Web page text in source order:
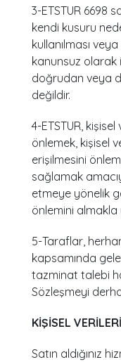
3-ETSTUR 6698
kendi kusuru
kullanılması
kanunsuz olarak
doğrudan veya
değildir.
4-ETSTUR,
önlemek, kişisel
erişilmesini
sağlamak
etmeye yönelik
önlemini almakla
5-Taraflar,
kapsamında
tazminat talebi
Sözleşmeyi
KİŞİSEL
Satın aldığınız